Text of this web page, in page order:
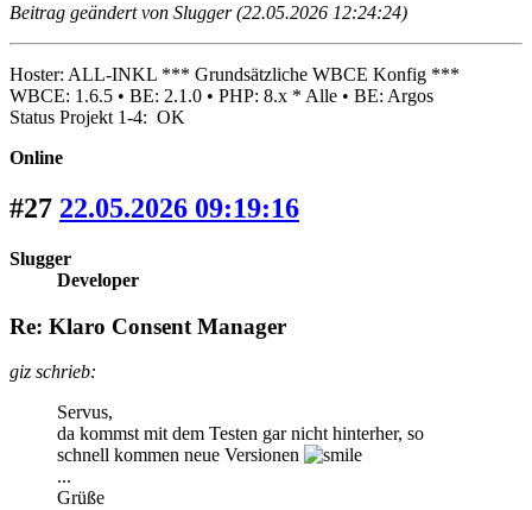
Beitrag geändert von Slugger (22.05.2026 12:24:24)
Hoster: ALL-INKL *** Grundsätzliche WBCE Konfig ***
WBCE: 1.6.5 • BE: 2.1.0 • PHP: 8.x * Alle • BE: Argos
Status Projekt 1-4: OK
Online
#27 22.05.2026 09:19:16
Slugger
Developer
Re: Klaro Consent Manager
giz schrieb:
Servus,
da kommst mit dem Testen gar nicht hinterher, so
schnell kommen neue Versionen
...
Grüße